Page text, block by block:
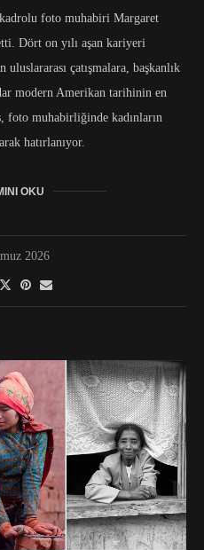
foto muhabiri Margaret
Dört on yılı aşan kariyeri
uluslararası çatışmalara, başkanlık
modern Amerikan tarihinin en
foto muhabirliğinde kadınların
hatırlanıyor.
OKU
2026